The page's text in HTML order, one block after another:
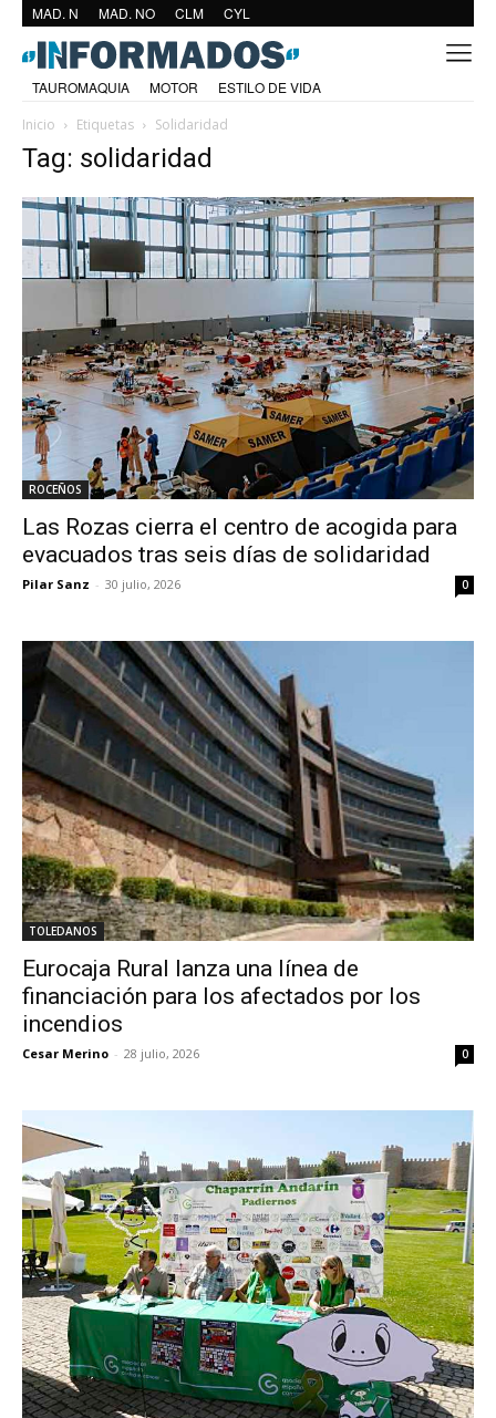
MAD. N MAD. NO CLM CYL
TAUROMAQUIA MOTOR
ESTILO DE VIDA
Inicio
Etiquetas Solidaridad
Tag: solidaridad
ROCEÑOS
Las Rozas cierra el centro de acogida para
evacuados tras seis días de solidaridad
Pilar Sanz - 30 julio, 2026 0
TOLEDANOS
Eurocaja Rural lanza una línea de
financiación para los afectados por los
incendios
Cesar Merino - 28 julio, 2026 0